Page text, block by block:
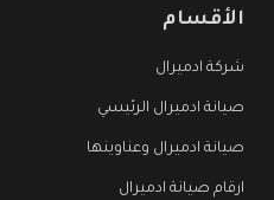
الأقسام
شركة ادميرال
صيانة ادميرال الرئيسي
صيانة ادميرال وعناوينها
ارقام صيانة ادميرال